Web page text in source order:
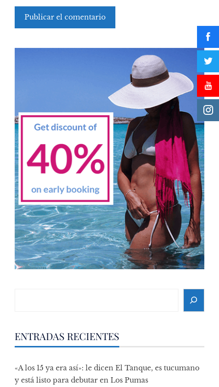
ENTRADAS RECIENTES
«A los 15 ya era así»: le dicen El Tanque, es tucumano
y está listo para debutar en Los Pumas